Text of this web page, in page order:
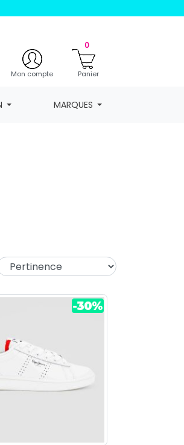
Mon compte
0
Panier
MARQUES